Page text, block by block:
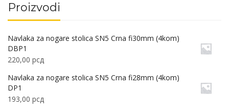
Proizvodi
Navlaka za nogare stolica SN5 Crna fi30mm (4kom)
DBP1
220,00 рсд
Navlaka za nogare stolica SN5 Crna fi28mm (4kom)
DP1
193,00 рсд